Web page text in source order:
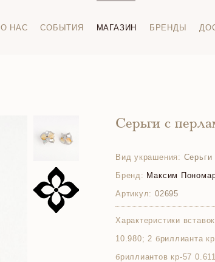
О НАС СОБЫТИЯ МАГАЗИН БРЕНДЫ
Серьги с
Вид украшения: Серьги
Бренд: Максим
Артикул: 02695
Характеристики
10.980; 2 бриллианта
бриллиантов кр-57